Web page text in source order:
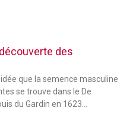
des
que la semence masculine
se trouve dans le De
du Gardin en 1623…